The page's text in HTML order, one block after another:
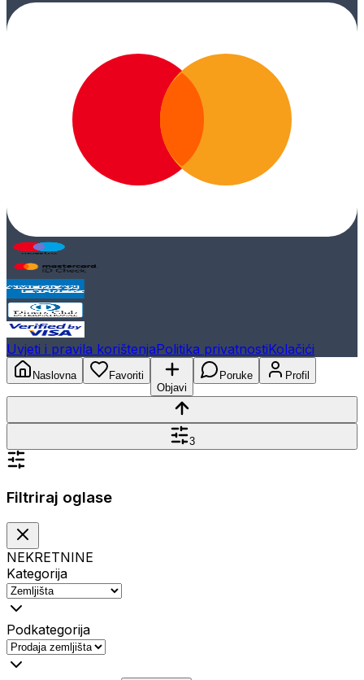
Uvjeti i pravila korištenjaPolitika privatnostiKolačići
Naslovna
Favoriti
Objavi
Poruke Profil
3
Filtriraj oglase
NEKRETNINE
Kategorija
Podkategorija